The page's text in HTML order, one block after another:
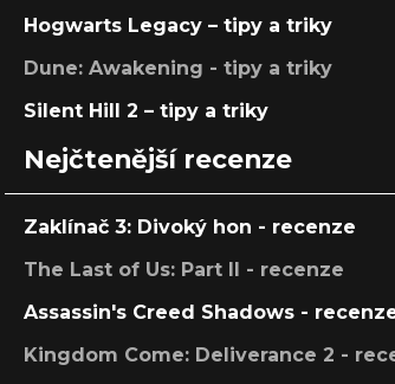
Hogwarts Legacy – tipy a triky
Dune: Awakening - tipy a triky
Silent Hill 2 – tipy a triky
Nejčtenější recenze
Zaklínač 3: Divoký hon - recenze
The Last of Us: Part II - recenze
Assassin's Creed Shadows -
Kingdom Come: Deliverance 2 -